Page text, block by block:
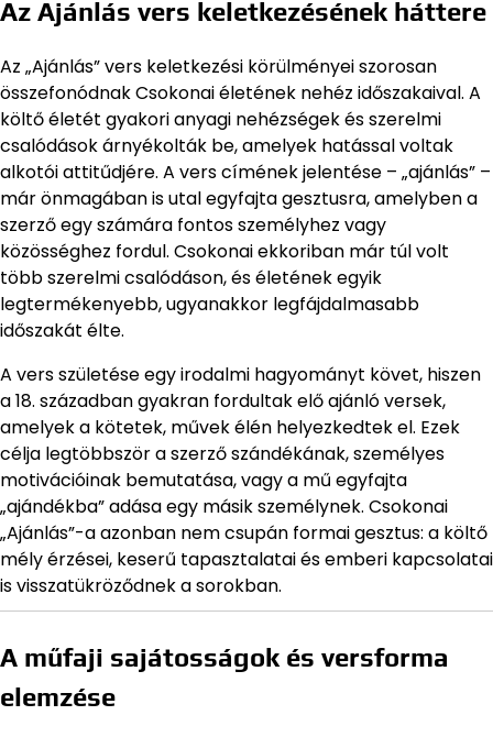
Az Ajánlás vers keletkezésének háttere
Az „Ajánlás” vers keletkezési körülményei szorosan
összefonódnak Csokonai életének nehéz időszakaival. A
költő életét gyakori anyagi nehézségek és szerelmi
csalódások árnyékolták be, amelyek hatással voltak
alkotói attitűdjére. A vers címének jelentése – „ajánlás” –
már önmagában is utal egyfajta gesztusra, amelyben a
szerző egy számára fontos személyhez vagy
közösséghez fordul. Csokonai ekkoriban már túl volt
több szerelmi csalódáson, és életének egyik
legtermékenyebb, ugyanakkor legfájdalmasabb
időszakát élte.
A vers születése egy irodalmi hagyományt követ, hiszen
a 18. században gyakran fordultak elő ajánló versek,
amelyek a kötetek, művek élén helyezkedtek el. Ezek
célja legtöbbször a szerző szándékának, személyes
motivációinak bemutatása, vagy a mű egyfajta
„ajándékba” adása egy másik személynek. Csokonai
„Ajánlás”-a azonban nem csupán formai gesztus: a költő
mély érzései, keserű tapasztalatai és emberi kapcsolatai
is visszatükröződnek a sorokban.
A műfaji sajátosságok és versforma
elemzése